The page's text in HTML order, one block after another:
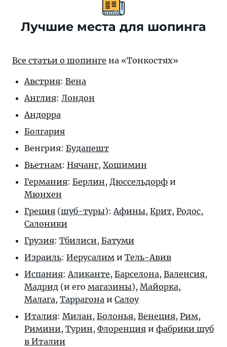
Лучшие места для шопинга
Все статьи о шопинге на «Тонкостях»
Австрия: Вена
Англия: Лондон
Андорра
Болгария
Венгрия: Будапешт
Вьетнам: Нячанг, Хошимин
Германия: Берлин, Дюссельдорф и
Мюнхен
Греция (шуб-туры):Афины, Крит, Родос,
Салоники
Грузия: Тбилиси, Батуми
Израиль: Иерусалим и Тель-Авив
Испания:Аликанте, Барселона, Валенсия,
Мадрид (и его магазины), Майорка,
Малага, Таррагона и Салоу
Италия: Милан, Болонья, Венеция, Рим,
Римини, Турин, Флоренция и фабрики шуб
в Италии